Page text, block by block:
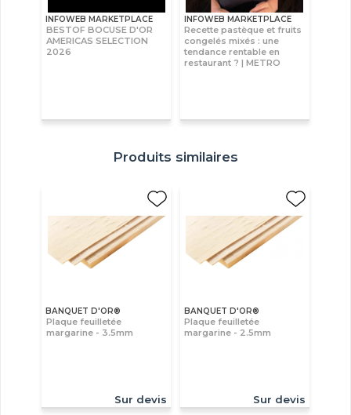
INFOWEB MARKETPLACE
BESTOF BOCUSE D'OR
AMERICAS SELECTION
2026
INFOWEB MARKETPLACE
Recette pastèque et fruits
congelés mixés : une
tendance rentable en
restaurant ? | METRO
Produits similaires
BANQUET D'OR®
Plaque feuilletée
margarine - 3.5mm
Sur devis
BANQUET D'OR®
Plaque feuilletée
margarine - 2.5mm
Sur devis